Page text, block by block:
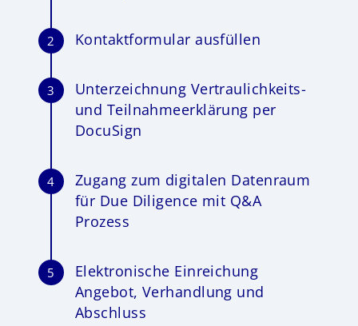
2 Kontaktformular ausfüllen
3
Unterzeichnung Vertraulichkeits-
und Teilnahmeerklärung per
DocuSign
4
Zugang zum digitalen Datenraum
für Due Diligence mit Q&A
Prozess
5
Elektronische Einreichung
Angebot, Verhandlung und
Abschluss